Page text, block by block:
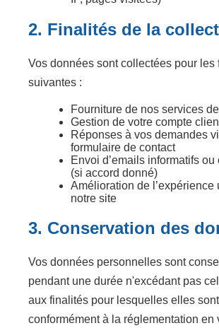
2. Finalités de la
Vos données sont collectées pour les
suivantes :
Fourniture de nos services
Gestion de votre compte
Réponses à vos demandes
formulaire de contact
Envoi d’emails informatifs
(si accord donné)
Amélioration de l’expérience
notre site
3. Conservation des
Vos données personnelles sont
pendant une durée n'excédant pas
aux finalités pour lesquelles elles
conformément à la réglementation en